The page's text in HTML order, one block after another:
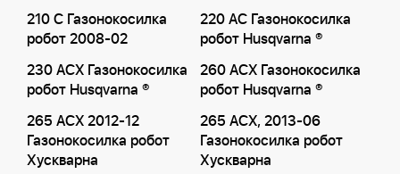
210 C Газонокосилка
робот 2008-02
220 AC Газонокосилка
робот Husqvarna ®
230 ACX Газонокосилка
робот Husqvarna ®
260 ACX Газонокосилка
робот Husqvarna ®
265 ACX 2012-12
Газонокосилка робот
Хускварна
265 ACX, 2013-06
Газонокосилка робот
Хускварна